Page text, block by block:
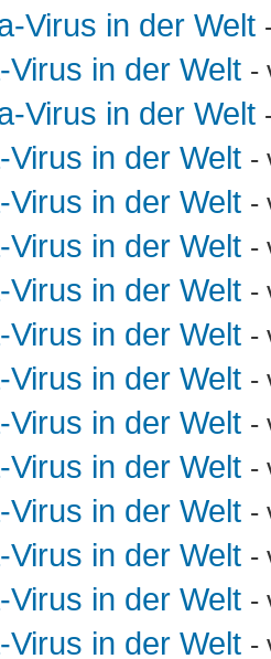
Virus in der Welt
Virus in der Welt -
Virus in der Welt
Virus in der Welt -
Virus in der Welt -
Virus in der Welt -
Virus in der Welt -
Virus in der Welt -
Virus in der Welt -
Virus in der Welt -
Virus in der Welt -
Virus in der Welt -
Virus in der Welt -
Virus in der Welt -
Virus in der Welt -